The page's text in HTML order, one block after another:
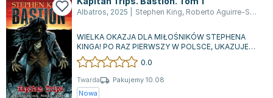
Joseph Murphy
Jan Sztaudynger
Aleksander Puszkin
Oscar Wilde
Małgorzata Ohme
Maddie Ziegler
Albatros, 2025 Stephen King, Roberto Aguirre-Sacasa
WIELKA OKAZJA DLA MIŁOŚNIKÓW STEPHENA
KINGA! PO RAZ PIERWSZY W POLSCE, UKAZUJE
SIĘ KOMIKSOWA ADAPTACJA SŁYNNEJ POWIEŚCI
POSTAPOKAL...
0.0
Twarda
Pakujemy 10.08
Nowa